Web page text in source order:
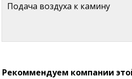
Подача воздуха к камину
Рекоммендуем компании